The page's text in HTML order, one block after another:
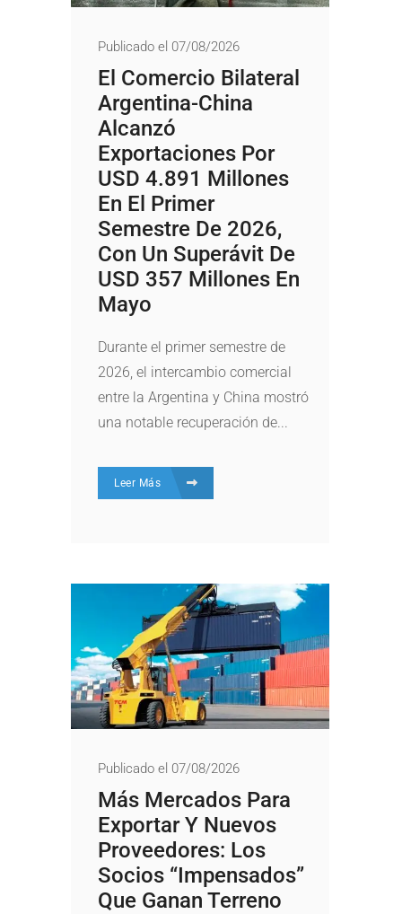
Publicado el 07/08/2026
El Comercio Bilateral
Argentina-China
Alcanzó
Exportaciones Por
USD 4.891 Millones
En El Primer
Semestre De 2026,
Con Un Superávit De
USD 357 Millones En
Mayo
Durante el primer semestre de
2026, el intercambio comercial
entre la Argentina y China mostró
una notable recuperación de...
Leer Más
Publicado el 07/08/2026
Más Mercados Para
Exportar Y Nuevos
Proveedores: Los
Socios “impensados”
Que Ganan Terreno